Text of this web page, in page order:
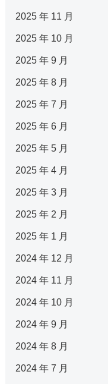
2025 年 11 月
2025 年 10 月
2025 年 9 月
2025 年 8 月
2025 年 7 月
2025 年 6 月
2025 年 5 月
2025 年 4 月
2025 年 3 月
2025 年 2 月
2025 年 1 月
2024 年 12 月
2024 年 11 月
2024 年 10 月
2024 年 9 月
2024 年 8 月
2024 年 7 月